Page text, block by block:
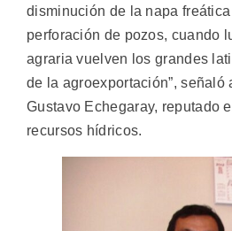
disminución de la napa
perforación de pozos, cuando
agraria vuelven los grandes
de la agroexportación”, señaló
Gustavo Echegaray, reputado
recursos hídricos.